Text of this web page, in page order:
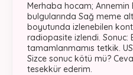
Merhaba hocam;
bulgularında Sağ meme
boyutunda izlenebilen
radiopasite izlendi. Sonuc:
tamamlanmamıs tetkik.
Sizce sonuc kötü mü?
tesekkür ederim.